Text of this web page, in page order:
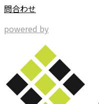
問合わせ
powered by